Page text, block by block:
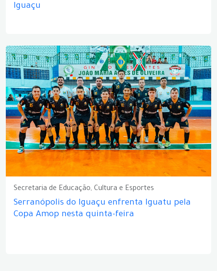
Iguaçu
Secretaria de Educação, Cultura e Esportes
Serranópolis do Iguaçu enfrenta Iguatu pela
Copa Amop nesta quinta-feira